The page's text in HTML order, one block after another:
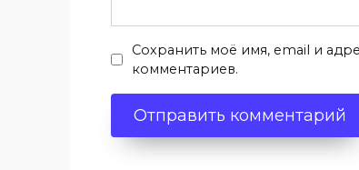
Сохранить моё имя, email и
комментариев.